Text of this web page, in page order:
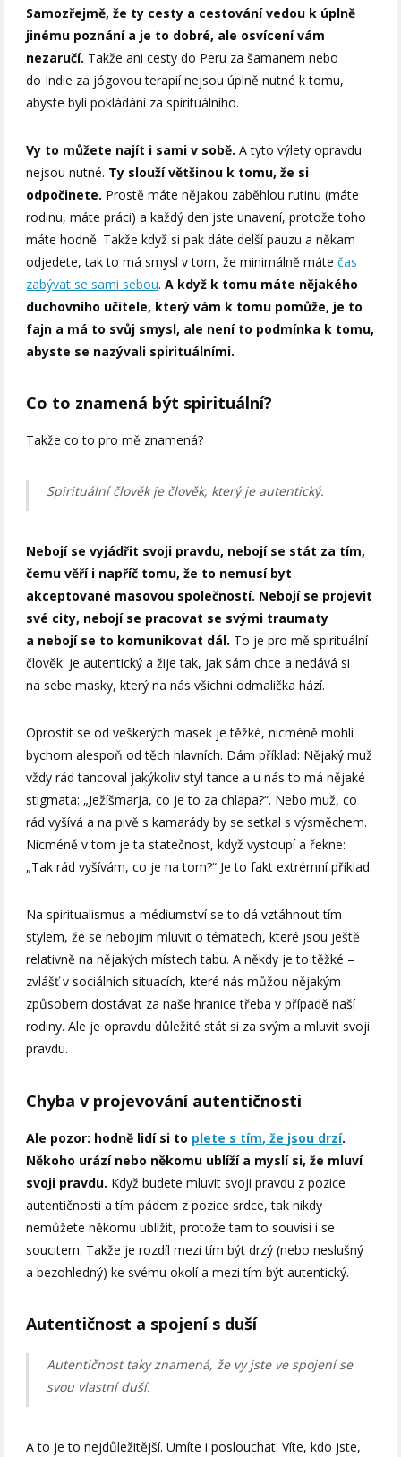
Samozřejmě, že ty cesty a cestování vedou k úplně
jinému poznání a je to dobré, ale osvícení vám
nezaručí. Takže ani cesty do Peru za šamanem nebo
do Indie za jógovou terapií nejsou úplně nutné k tomu,
abyste byli pokládání za spirituálního.
Vy to můžete najít i sami v sobě.A tyto výlety opravdu
nejsou nutné. Ty slouží většinou k tomu, že si
odpočinete. Prostě máte nějakou zaběhlou rutinu (máte
rodinu, máte práci) a každý den jste unavení, protože toho
máte hodně. Takže když si pak dáte delší pauzu a někam
odjedete, tak to má smysl v tom, že minimálně mátečas
zabývat se sami sebou.A když k tomu máte nějakého
duchovního učitele, který vám k tomu pomůže, je to
fajn a má to svůj smysl, ale není to podmínka k tomu,
abyste se nazývali spirituálními.
Co to znamená být spirituální?
Takže co to pro mě znamená?
Spirituální člověk je člověk, který je autentický.
Nebojí se vyjádřit svoji pravdu, nebojí se stát za tím,
čemu věří i napříč tomu, že to nemusí byt
akceptované masovou společností. Nebojí se projevit
své city, nebojí se pracovat se svými traumaty
a nebojí se to komunikovat dál. To je pro mě spirituální
člověk: je autentický a žije tak, jak sám chce a nedává si
na sebe masky, který na nás všichni odmalička hází.
Oprostit se od veškerých masek je těžké, nicméně mohli
bychom alespoň od těch hlavních. Dám příklad: Nějaký muž
vždy rád tancoval jakýkoliv styl tance a u nás to má nějaké
stigmata: „Ježíšmarja, co je to za chlapa?“. Nebo muž, co
rád vyšívá a na pivě s kamarády by se setkal s výsměchem.
Nicméně v tom je ta statečnost, když vystoupí a řekne:
„Tak rád vyšívám, co je na tom?“ Je to fakt extrémní příklad.
Na spiritualismus a médiumství se to dá vztáhnout tím
stylem, že se nebojím mluvit o tématech, které jsou ještě
relativně na nějakých místech tabu. A někdy je to těžké –
zvlášť v sociálních situacích, které nás můžou nějakým
způsobem dostávat za naše hranice třeba v případě naší
rodiny. Ale je opravdu důležité stát si za svým a mluvit svoji
pravdu.
Chyba v projevování autentičnosti
Ale pozor: hodně lidí si to plete s tím, že jsou drzí.
Někoho urází nebo někomu ublíží a myslí si, že mluví
svoji pravdu. Když budete mluvit svoji pravdu z pozice
autentičnosti a tím pádem z pozice srdce, tak nikdy
nemůžete někomu ublížit, protože tam to souvisí i se
soucitem. Takže je rozdíl mezi tím být drzý (nebo neslušný
a bezohledný) ke svému okolí a mezi tím být autentický.
Autentičnost a spojení s duší
Autentičnost taky znamená, že vy jste ve spojení se
svou vlastní duší.
A to je to nejdůležitější. Umíte i poslouchat. Víte, kdo jste,